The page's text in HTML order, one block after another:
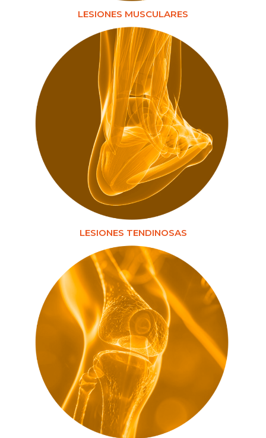
LESIONES MUSCULARES
LESIONES TENDINOSAS